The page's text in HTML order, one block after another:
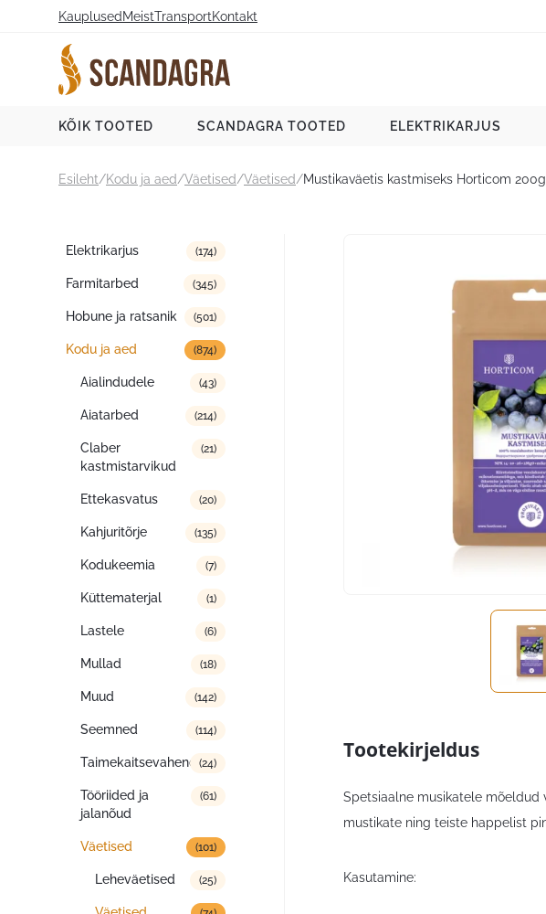
Kauplused MeistTransportKontakt
KÕIK TOOTED SCANDAGRA TOOTED ELEKTRIKARJUS
Esileht/Kodu ja aed/Väetised/Väetised/Mustikaväetis kastmiseks Horticom 200g
Tootekategooriad
Elektrikarjus (174)
Farmitarbed (345)
Hobune ja ratsanik (501)
Kodu ja aed (874)
Aialindudele (43)
Aiatarbed (214)
Claber
kastmistarvikud
(21)
Ettekasvatus (20)
Kahjuritõrje (135)
Kodukeemia (7)
Küttematerjal (1)
Lastele (6)
Mullad (18)
Muud (142)
Seemned (114)
Taimekaitsevahendid(24)
Tööriided ja
jalanõud
(61)
Väetised (101)
Leheväetised (25)
Tootekirjeldus
Spetsiaalne musikatele mõeldud
mustikate ning teiste happelist
Kasutamine: